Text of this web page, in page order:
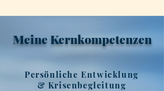
Meine Kernkompetenzen
Persönliche Entwicklung
& Krisenbegleitung